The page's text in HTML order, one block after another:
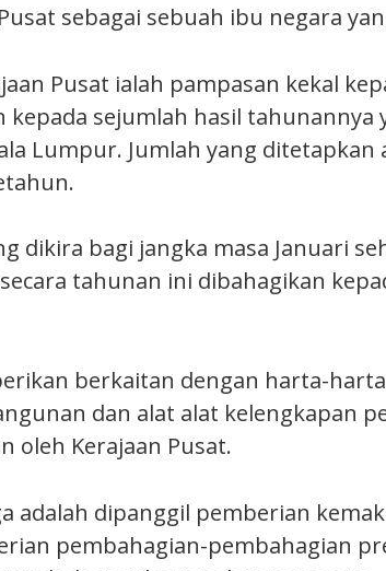
sebagai sebuah ibu negara
Pusat ialah pampasan kekal
kepada sejumlah hasil tahunannya
Lumpur. Jumlah yang ditetapkan
dikira bagi jangka masa Januari
tahunan ini dibahagikan
berkaitan dengan harta-
dan alat alat kelengkapan
oleh Kerajaan Pusat.
adalah dipanggil pemberian
pembahagian-pembahagian